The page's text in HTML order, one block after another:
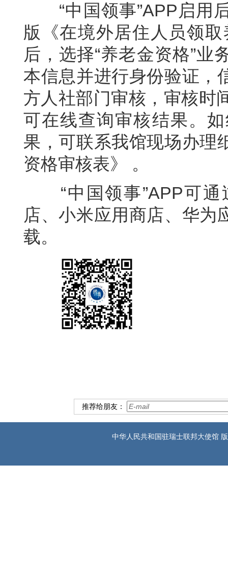
“中国领事”APP启用
版《在境外居住人员领
后，选择“养老金资格”业
本信息并进行身份验证，
方人社部门审核，审核时
可在线查询审核结果。
果，可联系我馆现场办理
资格审核表》 。
“中国领事”APP可通
店、小米应用商店、华为
载。
推荐给朋友：
中华人民共和国驻瑞士联邦大使馆